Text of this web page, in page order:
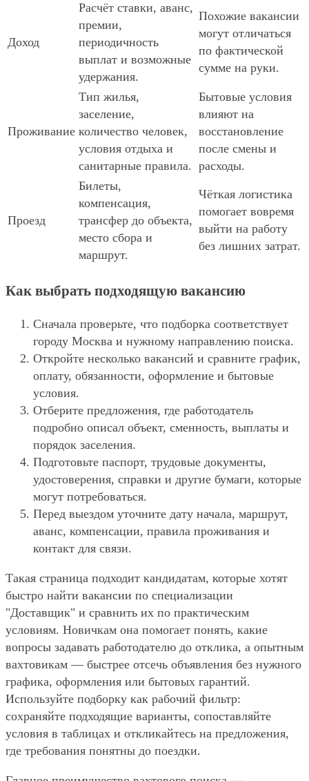
Доход
Расчёт ставки, аванс,
премии,
периодичность
выплат и возможные
удержания.
Похожие вакансии
могут отличаться
по фактической
сумме на руки.
Проживание
Тип жилья,
заселение,
количество человек,
условия отдыха и
санитарные правила.
Бытовые условия
влияют на
восстановление
после смены и
расходы.
Проезд
Билеты,
компенсация,
трансфер до объекта,
место сбора и
маршрут.
Чёткая логистика
помогает вовремя
выйти на работу
без лишних затрат.
Как выбрать подходящую вакансию
Сначала проверьте, что подборка соответствует
городу Москва и нужному направлению поиска.
Откройте несколько вакансий и сравните график,
оплату, обязанности, оформление и бытовые
условия.
Отберите предложения, где работодатель
подробно описал объект, сменность, выплаты и
порядок заселения.
Подготовьте паспорт, трудовые документы,
удостоверения, справки и другие бумаги, которые
могут потребоваться.
Перед выездом уточните дату начала, маршрут,
аванс, компенсации, правила проживания и
контакт для связи.
Такая страница подходит кандидатам, которые хотят
быстро найти вакансии по специализации
"Доставщик" и сравнить их по практическим
условиям. Новичкам она помогает понять, какие
вопросы задавать работодателю до отклика, а опытным
вахтовикам — быстрее отсечь объявления без нужного
графика, оформления или бытовых гарантий.
Используйте подборку как рабочий фильтр:
сохраняйте подходящие варианты, сопоставляйте
условия в таблицах и откликайтесь на предложения,
где требования понятны до поездки.